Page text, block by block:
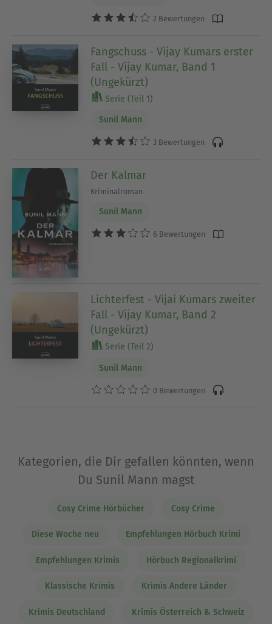
2 Bewertungen
Fangschuss - Vijay Kumars erster
Fall - Vijay Kumar, Band 1
(Ungekürzt)
Serie (Teil 1)
Sunil Mann
3 Bewertungen
Der Kalmar
Kriminalroman
Sunil Mann
6 Bewertungen
Lichterfest - Vijai Kumars zweiter
Fall - Vijay Kumar, Band 2
(Ungekürzt)
Serie (Teil 2)
Sunil Mann
0 Bewertungen
Kategorien, die Dir gefallen könnten, wenn
Du Sunil Mann magst
Cosy Crime Hörbücher Cosy Crime
Diese Woche neu Empfehlungen Hörbuch Krimi
Empfehlungen Krimis Hörbuch Regionalkrimi
Klassische Krimis Krimis Andere Länder
Krimis Deutschland Krimis Österreich & Schweiz